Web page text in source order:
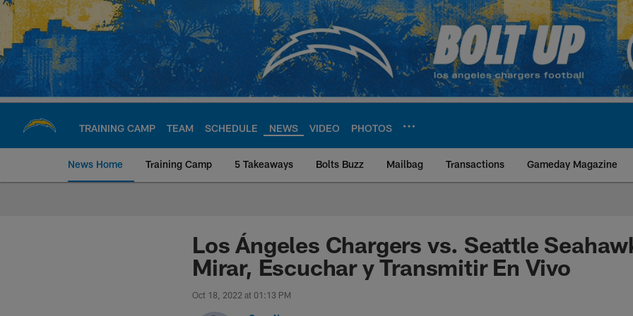
Skip
main
content
TRAINING CAMP TEAM SCHEDULE NEWS VIDEO PHOTOS
News Home Training Camp 5 Takeaways Bolts Buzz Mailbag Transactions Gameday Magazine
Chargers Official Site | Los Angeles
Los Ángeles Chargers vs. Seattle
Mirar, Escuchar y Transmitir En Vivo
Oct 18, 2022 at 01:13 PM